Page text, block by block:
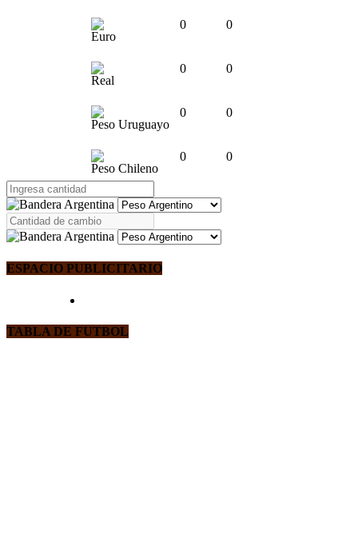
Euro
0 0
Real
0 0
Peso Uruguayo
0 0
Peso Chileno
0 0
ESPACIO PUBLICITARIO
TABLA DE FUTBOL